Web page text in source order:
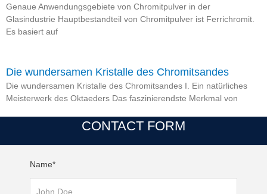
Genaue Anwendungsgebiete von Chromitpulver in der
Glasindustrie Hauptbestandteil von Chromitpulver ist Ferrichromit.
Es basiert auf
Die wundersamen Kristalle des Chromitsandes
Die wundersamen Kristalle des Chromitsandes I. Ein natürliches
Meisterwerk des Oktaeders Das faszinierendste Merkmal von
CONTACT FORM
Name*